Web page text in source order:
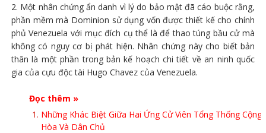
2. Một nhân chứng ẩn danh vì lý do bảo mật đã cáo buộc rằng,
phần mềm mà Dominion sử dụng vốn được thiết kế cho chính
phủ Venezuela với mục đích cụ thể là để thao túng bầu cử mà
không có nguy cơ bị phát hiện. Nhân chứng này cho biết bản
thân là một phần trong bản kế hoạch chi tiết về an ninh quốc
gia của cựu độc tài Hugo Chavez của Venezuela.
Đọc thêm »
Những Khác Biệt Giữa Hai Ứng Cử Viên Tổng Thống Cộng
Hòa Và Dân Chủ